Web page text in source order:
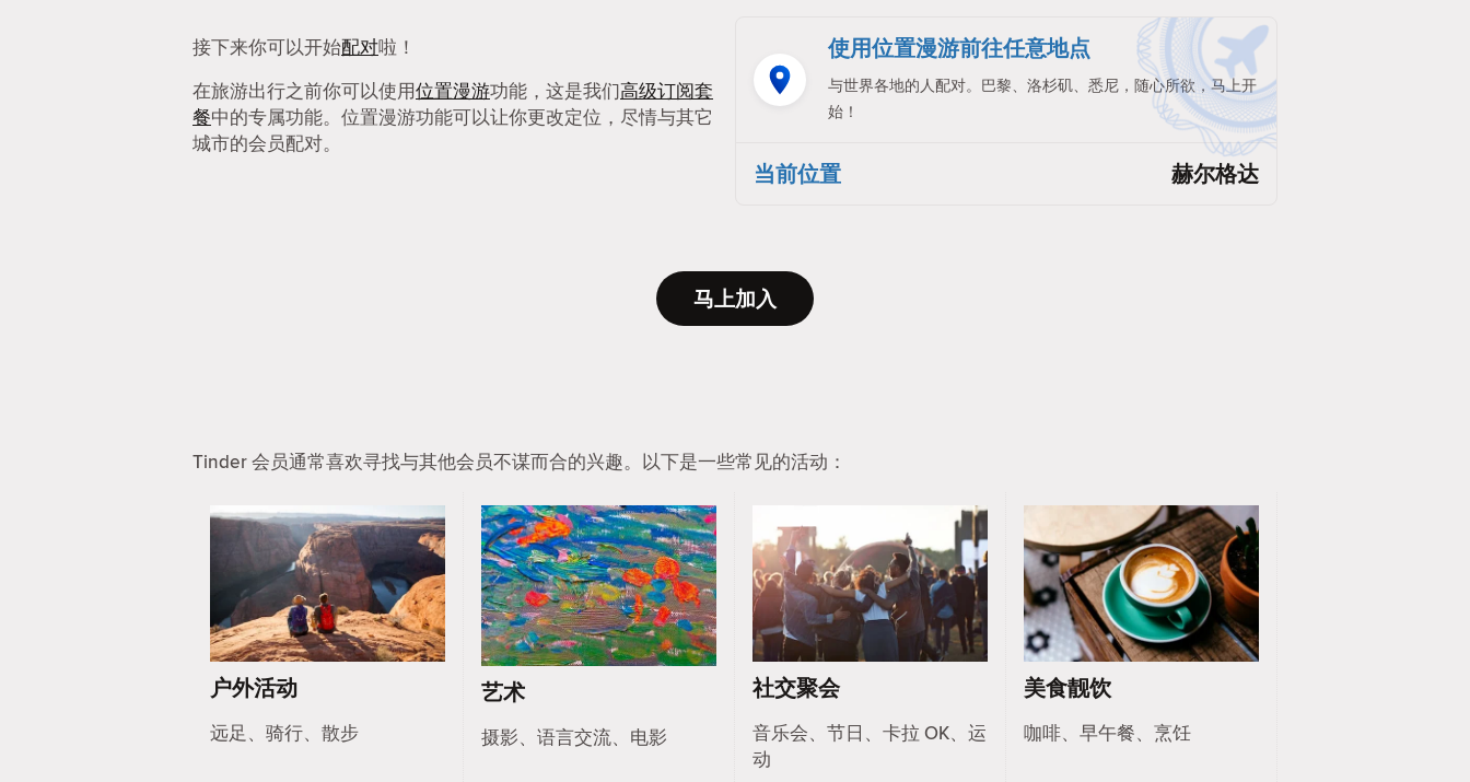
接下来你可以开始配对啦！
在旅游出行之前你可以使用位置漫游功能，这是我们高级订阅套
餐中的专属功能。位置漫游功能可以让你更改定位，尽情与其它
城市的会员配对。
使用位置漫游前往任意地点
与世界各地的人配对。巴黎、洛杉矶、悉尼，随心所欲，马上开
始！
当前位置 赫尔格达
马上加入
Tinder 会员通常喜欢寻找与其他会员不谋而合的兴趣。以下是一些常见的活动：
户外活动
远足、骑行、散步
艺术
摄影、语言交流、电影
社交聚会
音乐会、节日、卡拉 OK、运
动
美食靓饮
咖啡、早午餐、烹饪